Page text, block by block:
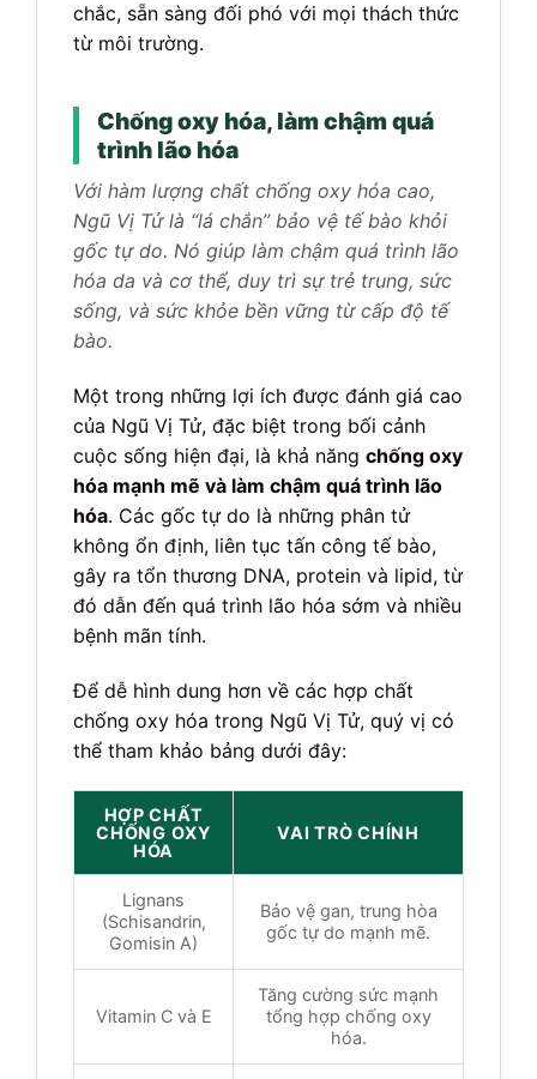
chắc, sẵn sàng đối phó với mọi thách thức
từ môi trường.
Chống oxy hóa, làm chậm quá
trình lão hóa
Với hàm lượng chất chống oxy hóa cao,
Ngũ Vị Tử là “lá chắn” bảo vệ tế bào khỏi
gốc tự do. Nó giúp làm chậm quá trình lão
hóa da và cơ thể, duy trì sự trẻ trung, sức
sống, và sức khỏe bền vững từ cấp độ tế
bào.
Một trong những lợi ích được đánh giá cao
của Ngũ Vị Tử, đặc biệt trong bối cảnh
cuộc sống hiện đại, là khả năng chống oxy
hóa mạnh mẽ và làm chậm quá trình lão
hóa. Các gốc tự do là những phân tử
không ổn định, liên tục tấn công tế bào,
gây ra tổn thương DNA, protein và lipid, từ
đó dẫn đến quá trình lão hóa sớm và nhiều
bệnh mãn tính.
Để dễ hình dung hơn về các hợp chất
chống oxy hóa trong Ngũ Vị Tử, quý vị có
thể tham khảo bảng dưới đây:
HỢP CHẤT
CHỐNG OXY
HÓA
VAI TRÒ CHÍNH
Lignans
(Schisandrin,
Gomisin A)
Bảo vệ gan, trung hòa
gốc tự do mạnh mẽ.
Vitamin C và E
Tăng cường sức mạnh
tổng hợp chống oxy
hóa.